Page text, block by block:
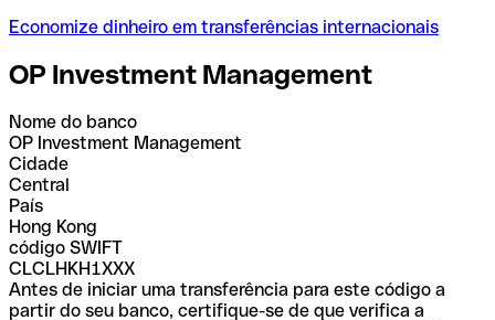
Economize dinheiro em transferências internacionais
OP Investment Management
Nome do banco
OP Investment Management
Cidade
Central
País
Hong Kong
código SWIFT
CLCLHKH1XXX
Antes de iniciar uma transferência para este código a
partir do seu banco, certifique-se de que verifica a